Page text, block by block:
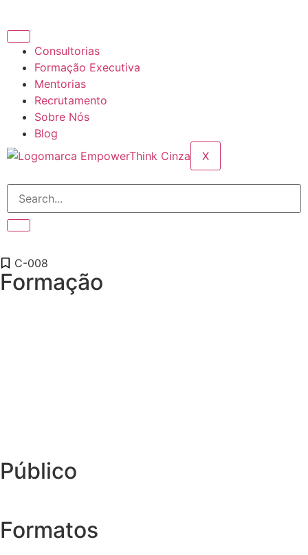
Consultorias
Formação Executiva
Mentorias
Recrutamento
Sobre Nós
Blog
X
C-008
Formação
Público
Formatos